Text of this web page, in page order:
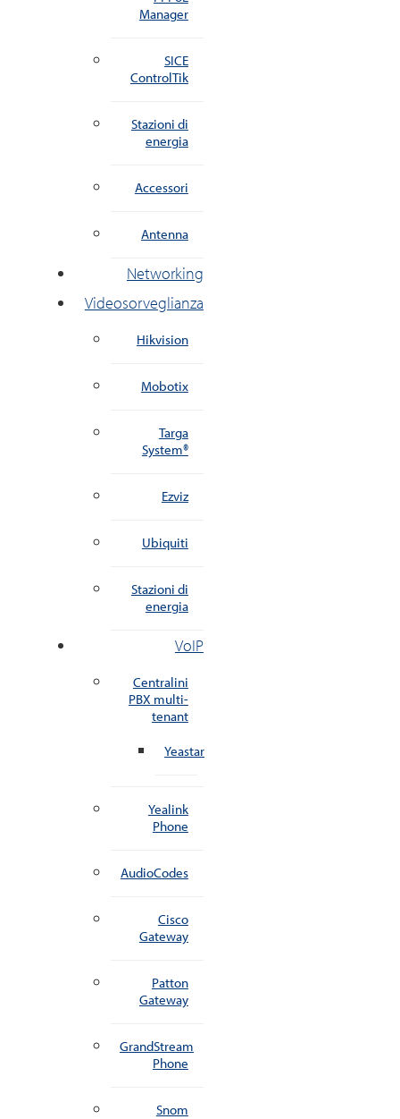
Manager
SICE
ControlTik
Stazioni di
energia
Accessori
Antenna
Networking
Videosorveglianza
Hikvision
Mobotix
Targa
System®
Ezviz
Ubiquiti
Stazioni di
energia
VoIP
Centralini
PBX multi-
tenant
Yeastar
Yealink
Phone
AudioCodes
Cisco
Gateway
Patton
Gateway
GrandStream
Phone
Snom